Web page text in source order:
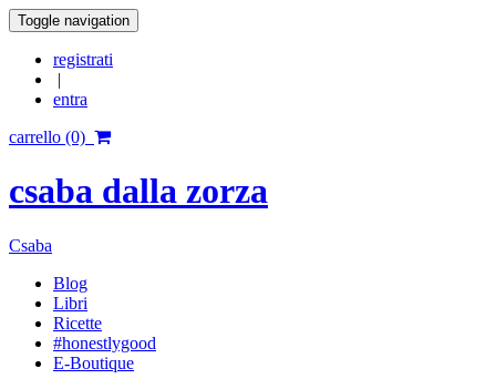
Toggle navigation
registrati
|
entra
carrello (0)
csaba dalla zorza
Csaba
Blog
Libri
Ricette
#honestlygood
E-Boutique